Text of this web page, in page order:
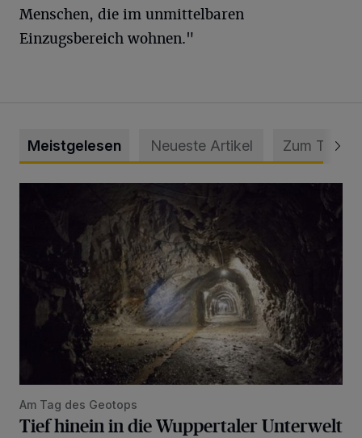
Menschen, die im unmittelbaren
Einzugsbereich wohnen."
Meistgelesen Neueste Artikel Zum Thema
Am Tag des Geotops
Tief hinein in die Wuppertaler Unterwelt